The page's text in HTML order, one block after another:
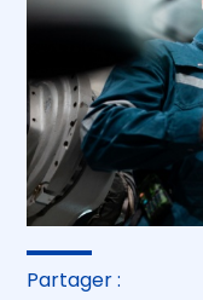
Partager :